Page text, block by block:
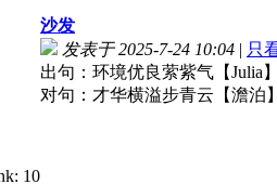
沙发
发表于 2025-7-24 10:04 | 只
出句：环境优良萦紫气【Julia】
对句：才华横溢步青云【澹泊】